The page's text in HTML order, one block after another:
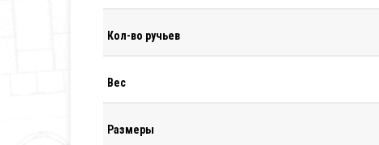
Кол-во ручьев
Вес
Размеры